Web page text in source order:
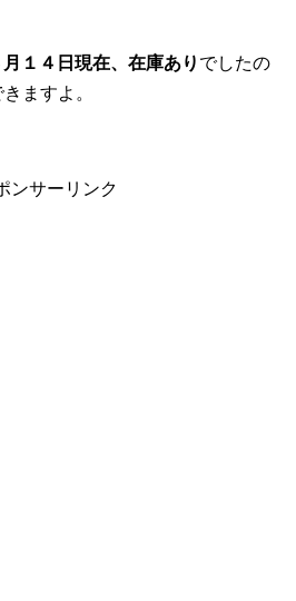
１４日現在、在庫あり でしたの
ますよ。
ンサーリンク